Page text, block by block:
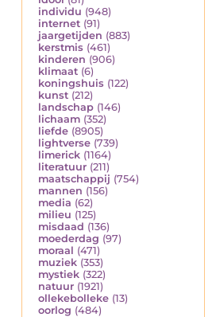
individu (948)
internet (91)
jaargetijden (883)
kerstmis (461)
kinderen (906)
klimaat (6)
koningshuis (122)
kunst (212)
landschap (146)
lichaam (352)
liefde (8905)
lightverse (739)
limerick (1164)
literatuur (211)
maatschappij (754)
mannen (156)
media (62)
milieu (125)
misdaad (136)
moederdag (97)
moraal (471)
muziek (353)
mystiek (322)
natuur (1921)
ollekebolleke (13)
oorlog (484)